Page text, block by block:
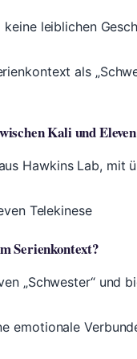
keine leiblichen
als
Kali und
Hawkins Lab, mit
Telekinese
Serienkontext?
„Schwester“ und
emotionale